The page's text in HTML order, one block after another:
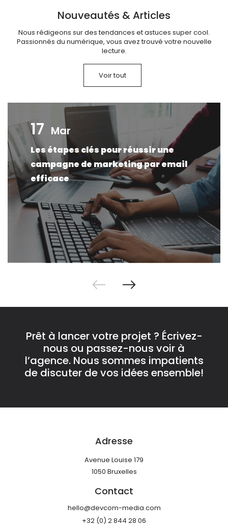
Nouveautés & Articles
Nous rédigeons sur des tendances et astuces super cool.
Passionnés du numérique, vous avez trouvé votre nouvelle
lecture.
Voir tout
17 Mar
Les étapes clés pour réussir une
campagne de marketing par email
efficace
Adresse
Avenue Louise 179
1050 Bruxelles
Contact
hello@devcom-media.com
+32 (0) 2 844 28 06
Prêt à lancer votre projet ? Écrivez-
nous ou passez-nous voir à
l’agence. Nous sommes impatients
de discuter de vos idées ensemble!